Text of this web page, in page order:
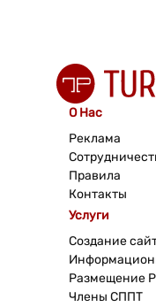
О Нас
Реклама
Правила
Контакты
Услуги
Создание
Размещение
Члены СППТ